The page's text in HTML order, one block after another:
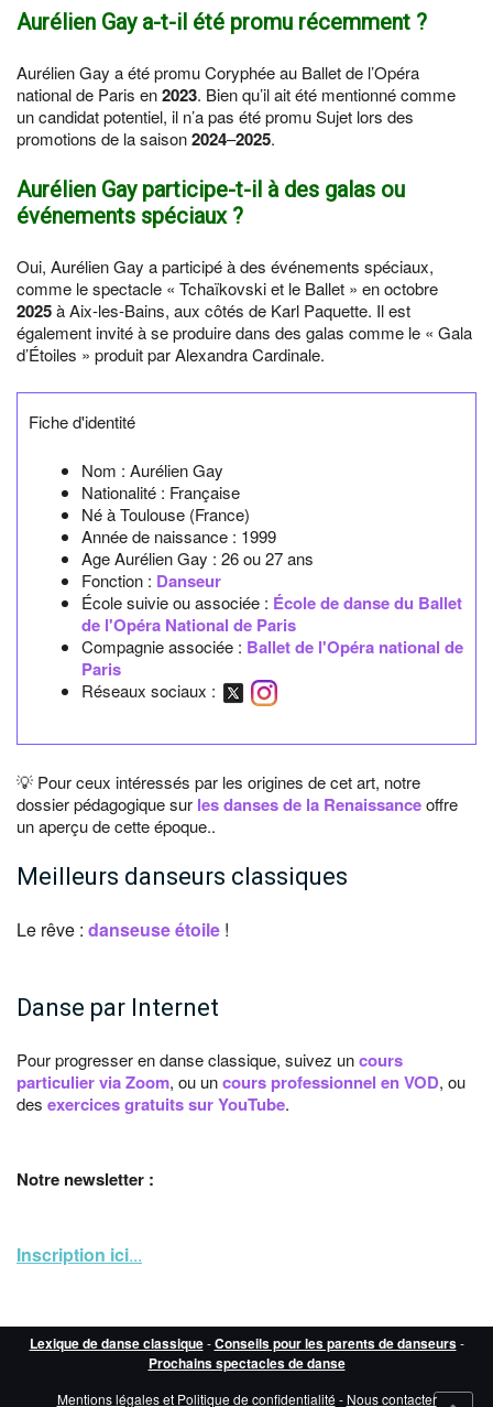
Aurélien Gay a-t-il été promu récemment ?
Aurélien Gay a été promu Coryphée au Ballet de l’Opéra
national de Paris en2023. Bien qu’il ait été mentionné comme
un candidat potentiel, il n’a pas été promu Sujet lors des
promotions de la saison2024–2025.
Aurélien Gay participe-t-il à des galas ou
événements spéciaux ?
Oui, Aurélien Gay a participé à des événements spéciaux,
comme le spectacle « Tchaïkovski et le Ballet » en octobre
2025à Aix-les-Bains, aux côtés de Karl Paquette. Il est
également invité à se produire dans des galas comme le « Gala
d’Étoiles » produit par Alexandra Cardinale.
Fiche d'identité
Nom : Aurélien Gay
Nationalité : Française
Né àToulouse (France)
Année de naissance : 1999
Age Aurélien Gay : 26 ou 27 ans
Fonction : Danseur
École suivie ou associée : École de danse du Ballet
de l'Opéra National de Paris
Compagnie associée : Ballet de l'Opéra national de
Paris
Réseaux sociaux :
💡 Pour ceux intéressés par les origines de cet art, notre
dossier pédagogique sur les danses de la Renaissanceoffre
un aperçu de cette époque..
Meilleurs danseurs classiques
Le rêve : danseuse étoile !
Danse par Internet
Pour progresser en danse classique, suivez uncours
particulier via Zoom, ou uncours professionnel en VOD, ou
des exercices gratuits sur YouTube.
Notre newsletter :
Inscription ici...
Lexique de danse classique-Conseils pour les parents de danseurs-
Prochains spectacles de danse
Mentions légales et Politique de confidentialité - Nous contacter